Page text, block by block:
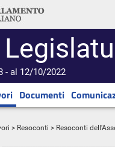
- al 12/10/2022
Documenti
> Resoconti > Resoconti